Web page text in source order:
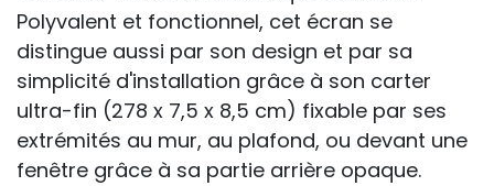
Polyvalent et fonctionnel, cet écran se
distingue aussi par son design et par sa
simplicité d'installation grâce à son carter
ultra-fin (278 x 7,5 x 8,5 cm) fixable par ses
extrémités au mur, au plafond, ou devant une
fenêtre grâce à sa partie arrière opaque.